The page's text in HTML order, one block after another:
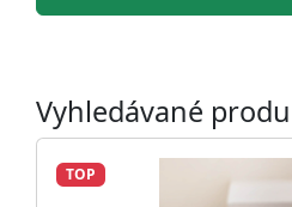
Vyhledávané
TOP